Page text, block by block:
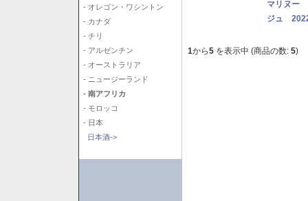
- オレゴン・ワシントン
- カナダ
- チリ
- アルゼンチン
- オーストラリア
- ニュージーランド
- 南アフリカ
- モロッコ
- 日本
日本酒->
マリヌー
ジュ
1から5 を表示中 (商品の数: 5)